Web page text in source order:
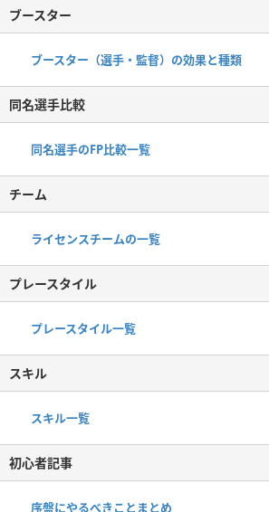
ブースター
ブースター（選手・監督）の効果と種類
同名選手比較
同名選手のFP比較一覧
チーム
ライセンスチームの一覧
プレースタイル
プレースタイル一覧
スキル
スキル一覧
初心者記事
序盤にやるべきことまとめ